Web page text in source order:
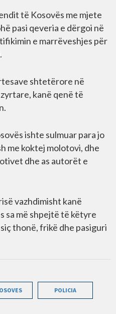
të Kosovës me mjete
pasi qeveria e dërgoi në
e marrëveshjes për
shtetërore në
kanë qenë të
ishte sulmuar para jo
me koktej molotovi, dhe
dhe as autorët e
vazhdimisht kanë
sa më shpejtë të këtyre
thonë, frikë dhe pasiguri
POLICIA